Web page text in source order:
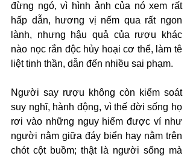
đừng ngó, vì hình ảnh của nó xem rất
hấp dẫn, hương vị nếm qua rất ngon
lành, nhưng hậu quả của rượu khác
nào nọc rắn độc hủy hoại cơ thể, làm tê
liệt tinh thần, dẫn đến nhiều sai phạm.
Người say rượu không còn kiểm soát
suy nghĩ, hành động, vì thế đời sống họ
rơi vào những nguy hiểm được ví như
người nằm giữa đáy biển hay nằm trên
chót cột buồm; thật là người sống mà